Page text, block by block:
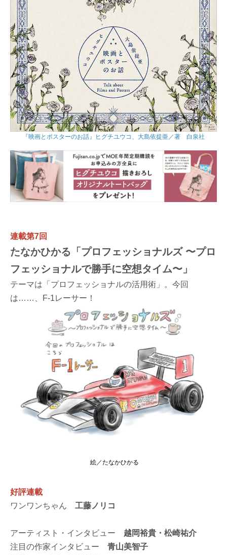
『映画とポスターのお話』ヒグチユウコ、大島依提亜／著 白泉社
連載第7回
たなかひかる「プロフェッショナルズ 〜プロ
フェッショナルで勝手に空想タイム〜」
テーマは「プロフェッショナルの活用術」。今回
は……、F-1レーサー！
絵／たなかひかる
好評連載
ワンワンちゃん 工藤ノリコ
アーティスト・インタビュー 越岡裕貴・松崎祐介
注目の作家インタビュー 青山美智子